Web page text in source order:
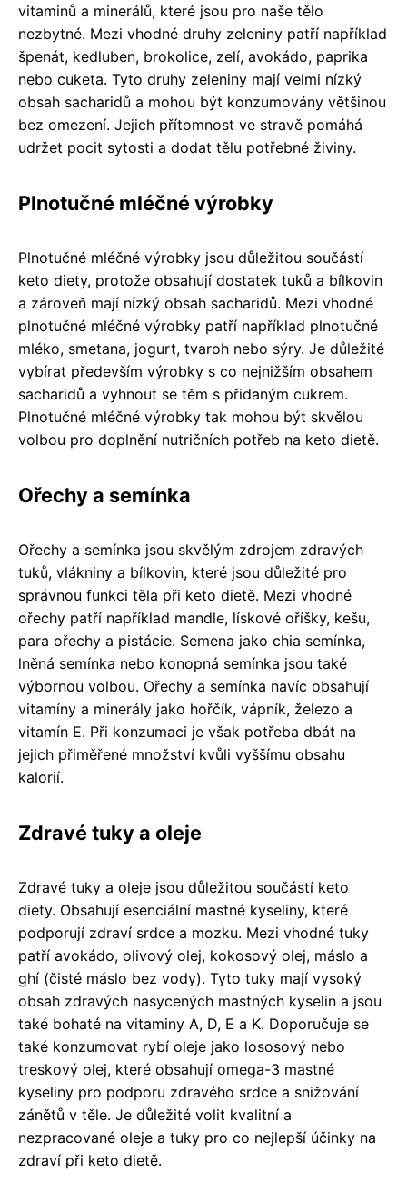
vitaminů a minerálů, které jsou pro naše tělo
nezbytné. Mezi vhodné druhy zeleniny patří například
špenát, kedluben, brokolice, zelí, avokádo, paprika
nebo cuketa. Tyto druhy zeleniny mají velmi nízký
obsah sacharidů a mohou být konzumovány většinou
bez omezení. Jejich přítomnost ve stravě pomáhá
udržet pocit sytosti a dodat tělu potřebné živiny.
Plnotučné mléčné výrobky
Plnotučné mléčné výrobky jsou důležitou součástí
keto diety, protože obsahují dostatek tuků a bílkovin
a zároveň mají nízký obsah sacharidů. Mezi vhodné
plnotučné mléčné výrobky patří například plnotučné
mléko, smetana, jogurt, tvaroh nebo sýry. Je důležité
vybírat především výrobky s co nejnižším obsahem
sacharidů a vyhnout se těm s přidaným cukrem.
Plnotučné mléčné výrobky tak mohou být skvělou
volbou pro doplnění nutričních potřeb na keto dietě.
Ořechy a semínka
Ořechy a semínka jsou skvělým zdrojem zdravých
tuků, vlákniny a bílkovin, které jsou důležité pro
správnou funkci těla při keto dietě. Mezi vhodné
ořechy patří například mandle, lískové oříšky, kešu,
para ořechy a pistácie. Semena jako chia semínka,
lněná semínka nebo konopná semínka jsou také
výbornou volbou. Ořechy a semínka navíc obsahují
vitamíny a minerály jako hořčík, vápník, železo a
vitamín E. Při konzumaci je však potřeba dbát na
jejich přiměřené množství kvůli vyššímu obsahu
kalorií.
Zdravé tuky a oleje
Zdravé tuky a oleje jsou důležitou součástí keto
diety. Obsahují esenciální mastné kyseliny, které
podporují zdraví srdce a mozku. Mezi vhodné tuky
patří avokádo, olivový olej, kokosový olej, máslo a
ghí (čisté máslo bez vody). Tyto tuky mají vysoký
obsah zdravých nasycených mastných kyselin a jsou
také bohaté na vitaminy A, D, E a K. Doporučuje se
také konzumovat rybí oleje jako lososový nebo
treskový olej, které obsahují omega-3 mastné
kyseliny pro podporu zdravého srdce a snižování
zánětů v těle. Je důležité volit kvalitní a
nezpracované oleje a tuky pro co nejlepší účinky na
zdraví při keto dietě.